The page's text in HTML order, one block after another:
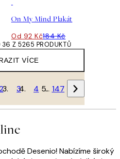
On My Mind Plakát
Od 92 Kč184 Kč
VÍCE
36 Z 5265 PRODUKTŮ
3 4 … 147
Desenio! Nabízíme široký